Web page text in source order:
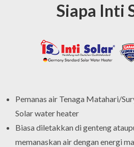
Siapa Inti
Pemanas air Tenaga Matahari/
Solar water heater
Biasa diletakkan di genteng
memanaskan air dengan energi